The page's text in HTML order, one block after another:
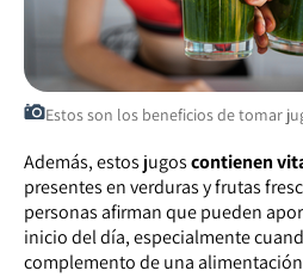
Estos son los beneficios de tomar
Además, estos jugoscontienen
presentes en verduras y frutas
personas afirman que pueden
inicio del día, especialmente
complemento de una